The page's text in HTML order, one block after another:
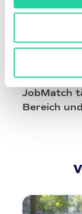
Ist seit 5
JobMatch
Bereich